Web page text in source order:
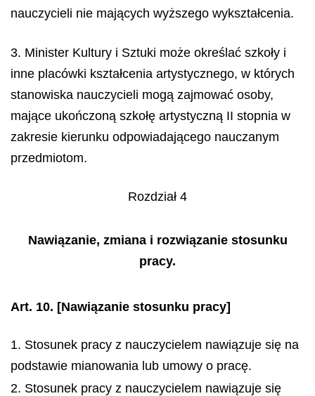
nauczycieli nie mających wyższego wykształcenia.
3. Minister Kultury i Sztuki może określać szkoły i
inne placówki kształcenia artystycznego, w których
stanowiska nauczycieli mogą zajmować osoby,
mające ukończoną szkołę artystyczną II stopnia w
zakresie kierunku odpowiadającego nauczanym
przedmiotom.
Rozdział 4
Nawiązanie, zmiana i rozwiązanie stosunku
pracy.
Art. 10. [Nawiązanie stosunku pracy]
1. Stosunek pracy z nauczycielem nawiązuje się na
podstawie mianowania lub umowy o pracę.
2. Stosunek pracy z nauczycielem nawiązuje się